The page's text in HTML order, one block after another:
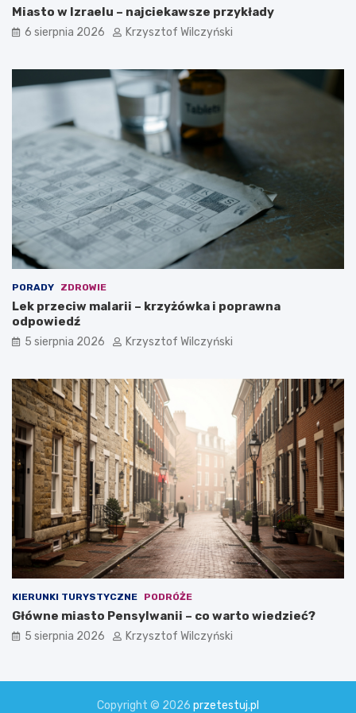
Miasto w Izraelu – najciekawsze przykłady
6 sierpnia 2026 Krzysztof Wilczyński
PORADY ZDROWIE
Lek przeciw malarii – krzyżówka i poprawna
odpowiedź
5 sierpnia 2026 Krzysztof Wilczyński
KIERUNKI TURYSTYCZNE PODRÓŻE
Główne miasto Pensylwanii – co warto wiedzieć?
5 sierpnia 2026 Krzysztof Wilczyński
Copyright © 2026 przetestuj.pl